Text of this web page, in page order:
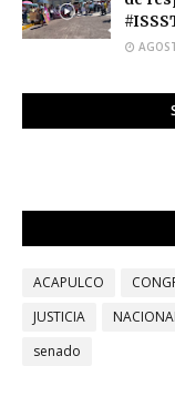
ACAPULCO
JUSTICIA
senado